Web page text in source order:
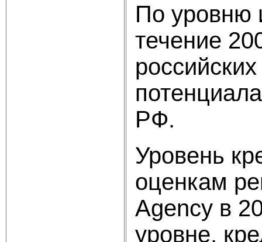
По уровню
течение
РФ.
Уровень
оценкам
Agency в
уровне,